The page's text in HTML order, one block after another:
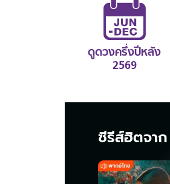
ดูดวงครึ่งปีหลัง
2569
ซีรีส์ฮิตจาก